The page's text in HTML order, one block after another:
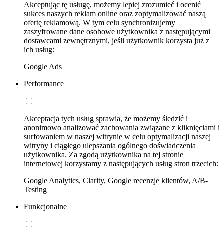
Akceptując tę usługę, możemy lepiej zrozumieć i ocenić
sukces naszych reklam online oraz zoptymalizować naszą
ofertę reklamową. W tym celu synchronizujemy
zaszyfrowane dane osobowe użytkownika z następującymi
dostawcami zewnętrznymi, jeśli użytkownik korzysta już z
ich usług:
Google Ads
Performance
Akceptacja tych usług sprawia, że możemy śledzić i
anonimowo analizować zachowania związane z kliknięciami i
surfowaniem w naszej witrynie w celu optymalizacji naszej
witryny i ciągłego ulepszania ogólnego doświadczenia
użytkownika. Za zgodą użytkownika na tej stronie
internetowej korzystamy z następujących usług stron trzecich:
Google Analytics, Clarity, Google recenzje klientów, A/B-
Testing
Funkcjonalne